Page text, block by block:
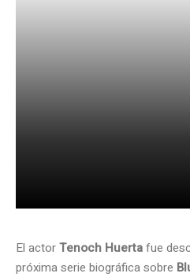
El actorTenoch Huertafue
próxima serie biográfica sobre